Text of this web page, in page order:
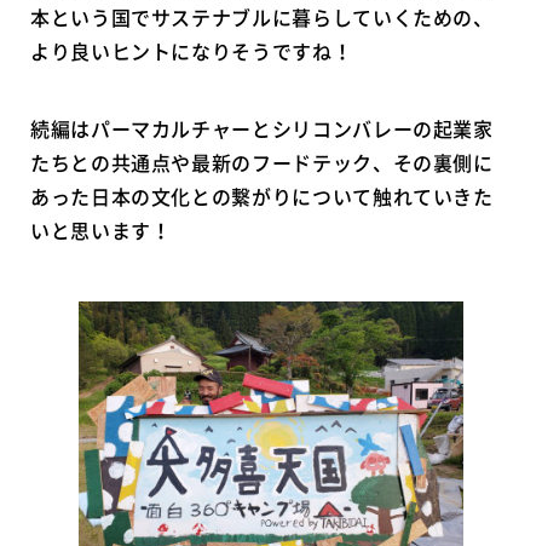
本という国でサステナブルに暮らしていくための、
より良いヒントになりそうですね！
続編はパーマカルチャーとシリコンバレーの起業家
たちとの共通点や最新のフードテック、その裏側に
あった日本の文化との繋がりについて触れていきた
いと思います！